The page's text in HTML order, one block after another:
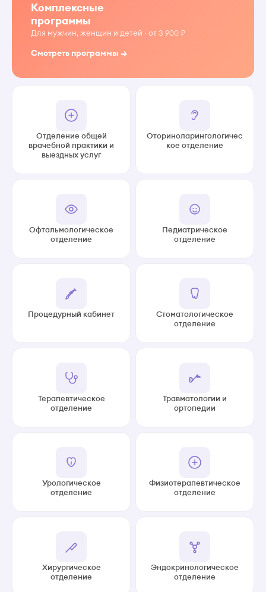
Комплексные
программы
Для мужчин, женщин и детей · от 3 900 ₽
Смотреть программы →
Отделение общей
врачебной практики и
выездных услуг
Оториноларингологичес
кое отделение
Офтальмологическое
отделение
Педиатрическое
отделение
Процедурный кабинет
Стоматологическое
отделение
Терапевтическое
отделение
Травматологии и
ортопедии
Урологическое
отделение
Физиотерапевтическое
отделение
Хирургическое
отделение
Эндокринологическое
отделение